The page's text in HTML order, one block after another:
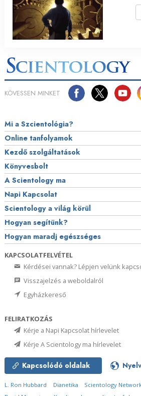
KÖVESSEN MINKET
Mi a Szcientológia?
Online tanfolyamok
Kezdő szolgáltatások
Könyvesbolt
A Scientology ma
Napi Kapcsolat
Scientology a világ körül
Hogyan segítünk?
Hogyan maradj egészséges
KAPCSOLATFELVÉTEL
Kérdései vannak? Lépjen velünk
Visszajelzés a weboldalról
Egyházkereső
FELIRATKOZÁS
Kérje a Napi Kapcsolat hírlevelet
Kérje A Scientology ma hírlevelet
Kapcsolódó oldalak Nyelv
L. Ron Hubbard Dianetika Scientology